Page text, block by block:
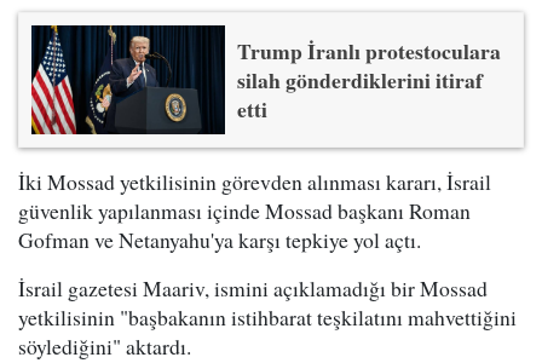
Trump İranlı protestoculara
silah gönderdiklerini itiraf
etti
İki Mossad yetkilisinin görevden alınması kararı, İsrail
güvenlik yapılanması içinde Mossad başkanı Roman
Gofman ve Netanyahu'ya karşı tepkiye yol açtı.
İsrail gazetesi Maariv, ismini açıklamadığı bir Mossad
yetkilisinin "başbakanın istihbarat teşkilatını mahvettiğini
söylediğini" aktardı.